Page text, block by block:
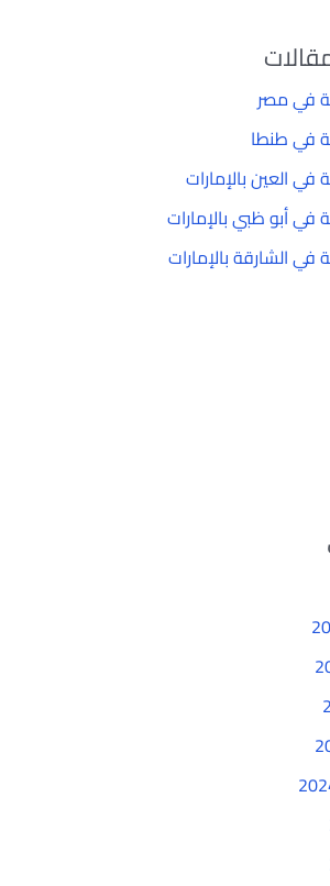
في مصر
في طنطا
العين بالإمارات
في أبو ظبي بالإمارات
الشارقة بالإمارات